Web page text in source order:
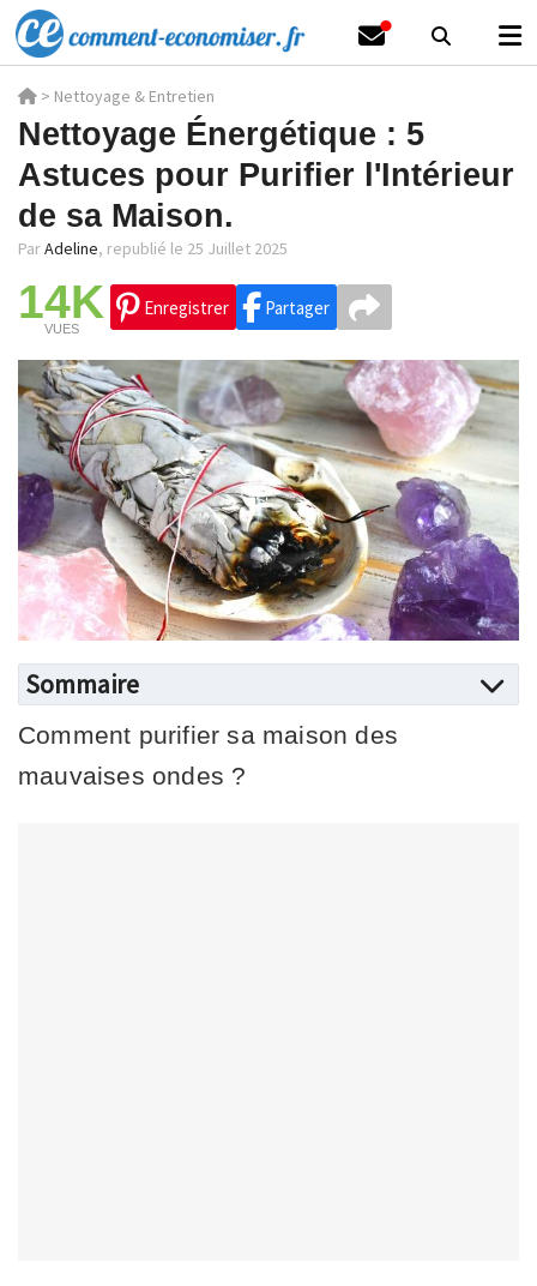
> Nettoyage & Entretien
Nettoyage Énergétique : 5
Astuces pour Purifier l'Intérieur
de sa Maison.
ParAdeline, republié le 25 Juillet 2025
14K
VUES
Enregistrer Partager
Sommaire
Comment purifier sa maison des
mauvaises ondes ?